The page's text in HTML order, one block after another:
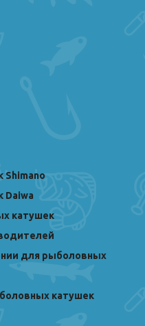
Shimano
Daiwa
катушек
для рыболовных
катушек